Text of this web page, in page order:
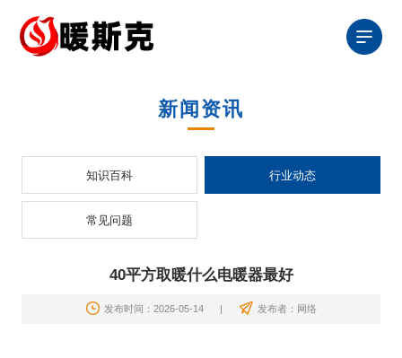
新闻资讯
知识百科 行业动态
常见问题
40平方取暖什么电暖器最好
发布时间：2026-05-14 发布者：网络